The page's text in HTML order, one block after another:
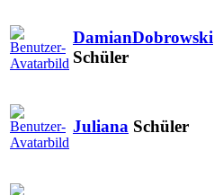
DamianDobrowski
Schüler
Juliana Schüler